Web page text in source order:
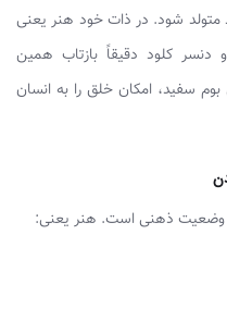
متولد شود. در ذات خود هنر یعنی
کلود دقیقاً بازتاب همین
سفید، امکان خلق را به انسان
وضعیت ذهنی است. هنر یعنی: